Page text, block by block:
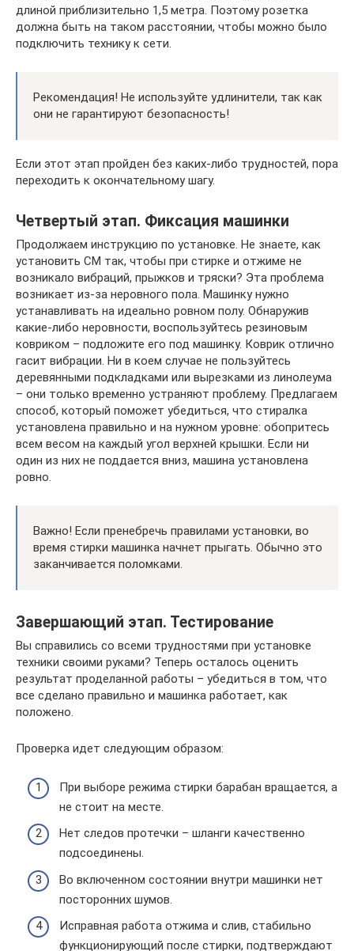
длиной приблизительно 1,5 метра. Поэтому розетка
должна быть на таком расстоянии, чтобы можно было
подключить технику к сети.
Рекомендация! Не используйте удлинители, так как
они не гарантируют безопасность!
Если этот этап пройден без каких-либо трудностей, пора
переходить к окончательному шагу.
Четвертый этап. Фиксация машинки
Продолжаем инструкцию по установке. Не знаете, как
установить СМ так, чтобы при стирке и отжиме не
возникало вибраций, прыжков и тряски? Эта проблема
возникает из-за неровного пола. Машинку нужно
устанавливать на идеально ровном полу. Обнаружив
какие-либо неровности, воспользуйтесь резиновым
ковриком – подложите его под машинку. Коврик отлично
гасит вибрации. Ни в коем случае не пользуйтесь
деревянными подкладками или вырезками из линолеума
– они только временно устраняют проблему. Предлагаем
способ, который поможет убедиться, что стиралка
установлена правильно и на нужном уровне: обопритесь
всем весом на каждый угол верхней крышки. Если ни
один из них не поддается вниз, машина установлена
ровно.
Важно! Если пренебречь правилами установки, во
время стирки машинка начнет прыгать. Обычно это
заканчивается поломками.
Завершающий этап. Тестирование
Вы справились со всеми трудностями при установке
техники своими руками? Теперь осталось оценить
результат проделанной работы – убедиться в том, что
все сделано правильно и машинка работает, как
положено.
Проверка идет следующим образом:
При выборе режима стирки барабан вращается, а
не стоит на месте.
Нет следов протечки – шланги качественно
подсоединены.
Во включенном состоянии внутри машинки нет
посторонних шумов.
Исправная работа отжима и слив, стабильно
функционирующий после стирки, подтверждают